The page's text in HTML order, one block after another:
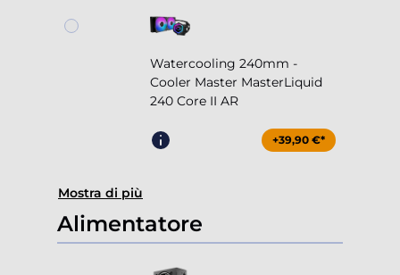
Watercooling 240mm -
Cooler Master MasterLiquid
240 Core II AR
+39,90 €*
Mostra di più
Alimentatore